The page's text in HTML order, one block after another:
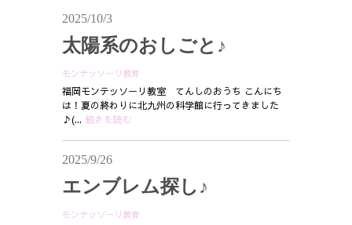
2025/10/3
太陽系のおしごと♪
モンテッソーリ教育
福岡モンテッソーリ教室 てんしのおうち こんにち
は！夏の終わりに北九州の科学館に行ってきました
♪(... 続きを読む
2025/9/26
エンブレム探し♪
モンテッソーリ教育